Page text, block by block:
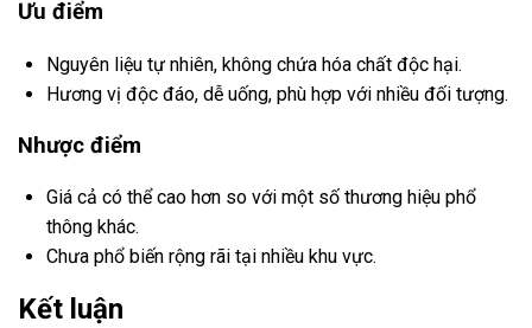
Ưu điểm
Nguyên liệu tự nhiên, không chứa hóa chất độc hại.
Hương vị độc đáo, dễ uống, phù hợp với nhiều đối tượng.
Nhược điểm
Giá cả có thể cao hơn so với một số thương hiệu phổ
thông khác.
Chưa phổ biến rộng rãi tại nhiều khu vực.
Kết luận